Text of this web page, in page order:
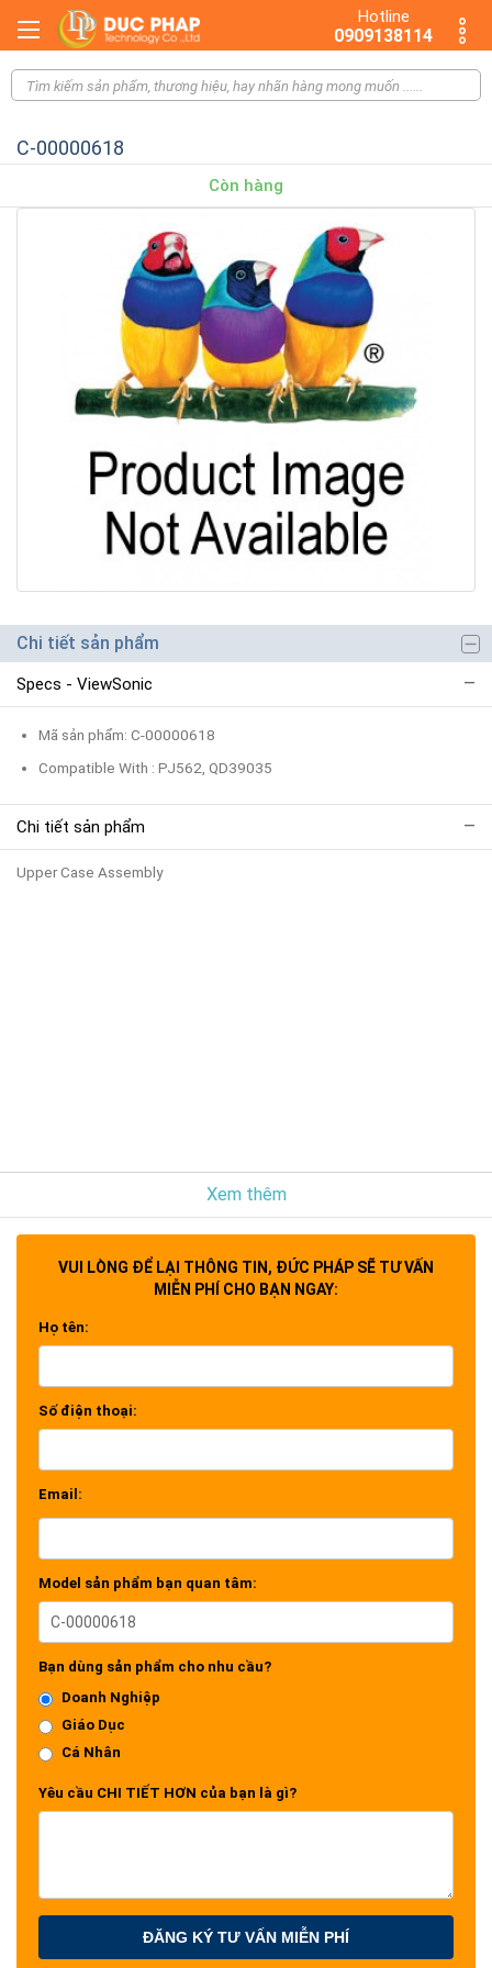
Hotline
0909138114
C-00000618
Còn hàng
Chi tiết sản phẩm
Specs - ViewSonic
Mã sản phẩm: C-00000618
Compatible With : PJ562, QD39035
Chi tiết sản phẩm
Upper Case Assembly
Xem thêm
VUI LÒNG ĐỂ LẠI THÔNG TIN, ĐỨC PHÁP SẼ TƯ VẤN
MIỄN PHÍ CHO BẠN NGAY:
Họ tên:
Số điện thoại:
Email:
Model sản phẩm bạn quan tâm:
Bạn dùng sản phẩm cho nhu cầu?
Doanh Nghiệp
Giáo Dục
Cá Nhân
Yêu cầu CHI TIẾT HƠN của bạn là gì?
ĐĂNG KÝ TƯ VẤN MIỄN PHÍ